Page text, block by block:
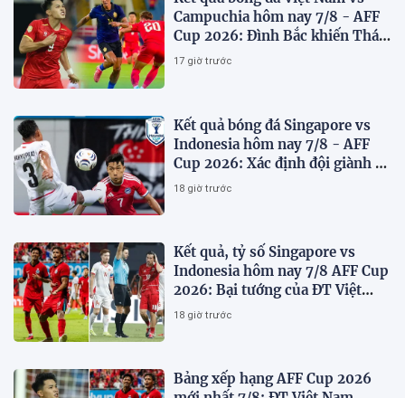
Campuchia hôm nay 7/8 - AFF
Cup 2026: Đình Bắc khiến Thái
Lan run sợ
17 giờ trước
Kết quả bóng đá Singapore vs
Indonesia hôm nay 7/8 - AFF
Cup 2026: Xác định đội giành vé
Bán kết
18 giờ trước
Kết quả, tỷ số Singapore vs
Indonesia hôm nay 7/8 AFF Cup
2026: Bại tướng của ĐT Việt
nam dừng bước sớm
18 giờ trước
Bảng xếp hạng AFF Cup 2026